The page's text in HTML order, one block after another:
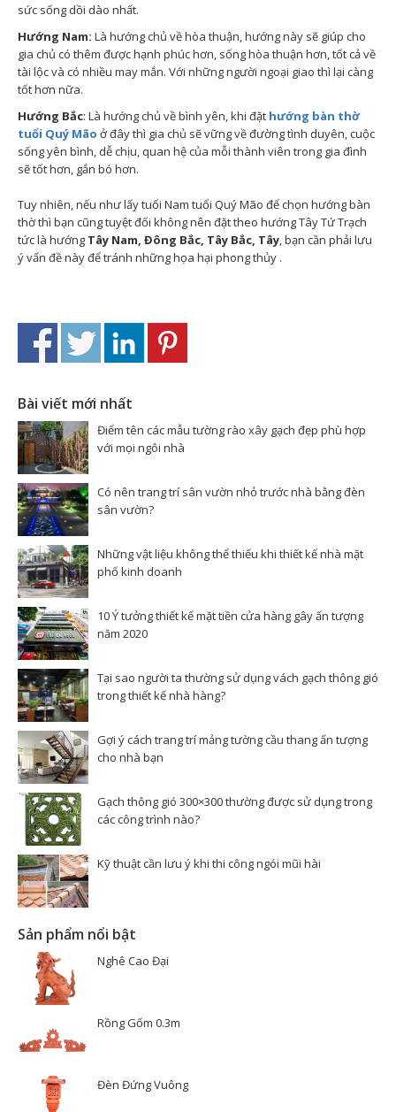
sức sống dồi dào nhất.
Hướng Nam: Là hướng chủ về hòa thuận, hướng này sẽ giúp cho
gia chủ có thêm được hạnh phúc hơn, sống hòa thuận hơn, tốt cả về
tài lộc và có nhiều may mắn. Với những người ngoại giao thì lại càng
tốt hơn nữa.
Hướng Bắc: Là hướng chủ về bình yên, khi đặt hướng bàn thờ
tuổi Quý Mão ở đây thì gia chủ sẽ vững về đường tình duyên, cuộc
sống yên bình, dễ chịu, quan hệ của mỗi thành viên trong gia đình
sẽ tốt hơn, gắn bó hơn.
Tuy nhiên, nếu như lấy tuổi Nam tuổi Quý Mão để chọn hướng bàn
thờ thì bạn cũng tuyệt đối không nên đặt theo hướng Tây Tứ Trạch
tức là hướng Tây Nam, Đông Bắc, Tây Bắc, Tây, bạn cần phải lưu
ý vấn đề này để tránh những họa hại phong thủy .
Bài viết mới nhất
Điểm tên các mẫu tường rào xây gạch đẹp phù hợp
với mọi ngôi nhà
Có nên trang trí sân vườn nhỏ trước nhà bằng đèn
sân vườn?
Những vật liệu không thể thiếu khi thiết kế nhà mặt
phố kinh doanh
10 Ý tưởng thiết kế mặt tiền cửa hàng gây ấn tượng
năm 2020
Tại sao người ta thường sử dụng vách gạch thông gió
trong thiết kế nhà hàng?
Gợi ý cách trang trí mảng tường cầu thang ấn tượng
cho nhà bạn
Gạch thông gió 300×300 thường được sử dụng trong
các công trình nào?
Kỹ thuật cần lưu ý khi thi công ngói mũi hài
Sản phẩm nổi bật
Nghê Cao Đại
Rồng Gốm 0.3m
Đèn Đứng Vuông